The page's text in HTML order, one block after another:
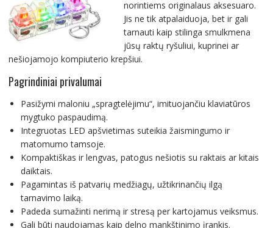
norintiems originalaus aksesuaro.
Jis ne tik atpalaiduoja, bet ir gali
tarnauti kaip stilinga smulkmena
jūsų raktų ryšuliui, kuprinei ar
nešiojamojo kompiuterio krepšiui.
Pagrindiniai privalumai
Pasižymi maloniu „spragtelėjimu“, imituojančiu klaviatūros
mygtuko paspaudimą.
Integruotas LED apšvietimas suteikia žaismingumo ir
matomumo tamsoje.
Kompaktiškas ir lengvas, patogus nešiotis su raktais ar kitais
daiktais.
Pagamintas iš patvarių medžiagų, užtikrinančių ilgą
tarnavimo laiką.
Padeda sumažinti nerimą ir stresą per kartojamus veiksmus.
Gali būti naudojamas kaip delno mankštinimo įrankis.